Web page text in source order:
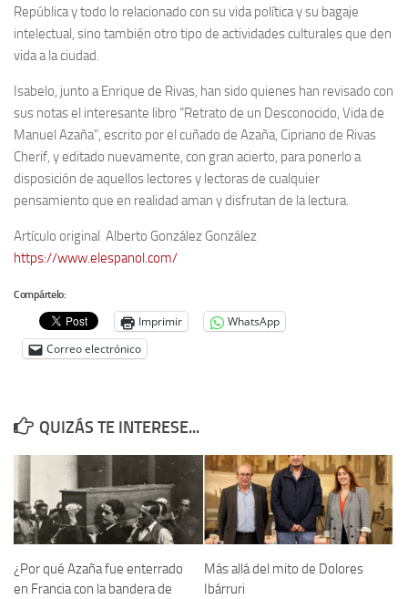
República y todo lo relacionado con su vida política y su bagaje
intelectual, sino también otro tipo de actividades culturales que den
vida a la ciudad.
Isabelo, junto a Enrique de Rivas, han sido quienes han revisado con
sus notas el interesante libro “Retrato de un Desconocido, Vida de
Manuel Azaña”, escrito por el cuñado de Azaña, Cipriano de Rivas
Cherif, y editado nuevamente, con gran acierto, para ponerlo a
disposición de aquellos lectores y lectoras de cualquier
pensamiento que en realidad aman y disfrutan de la lectura.
Artículo original Alberto González González
https://www.elespanol.com/
Compártelo:
Imprimir
WhatsApp
Correo electrónico
QUIZÁS TE INTERESE...
¿Por qué Azaña fue enterrado
en Francia con la bandera de
Más allá del mito de Dolores
Ibárruri